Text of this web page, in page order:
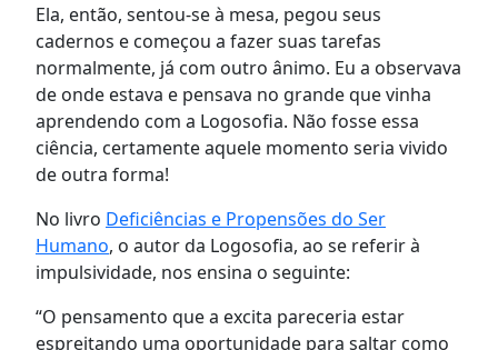
Ela, então, sentou-se à mesa, pegou seus
cadernos e começou a fazer suas tarefas
normalmente, já com outro ânimo. Eu a observava
de onde estava e pensava no grande que vinha
aprendendo com a Logosofia. Não fosse essa
ciência, certamente aquele momento seria vivido
de outra forma!
No livro Deficiências e Propensões do Ser
Humano, o autor da Logosofia, ao se referir à
impulsividade, nos ensina o seguinte:
“O pensamento que a excita pareceria estar
espreitando uma oportunidade para saltar como